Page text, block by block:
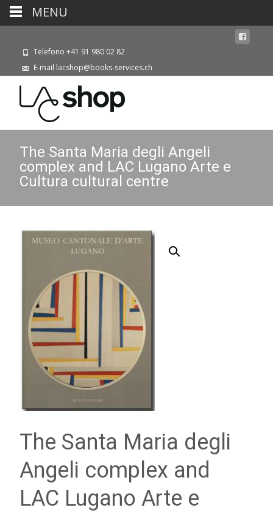
Telefono +41 91 980 02 82
E-mail lacshop@books-services.ch
The Santa Maria degli Angeli
complex and LAC Lugano Arte e
Cultura cultural centre
The Santa Maria degli
Angeli complex and
LAC Lugano Arte e
MENU